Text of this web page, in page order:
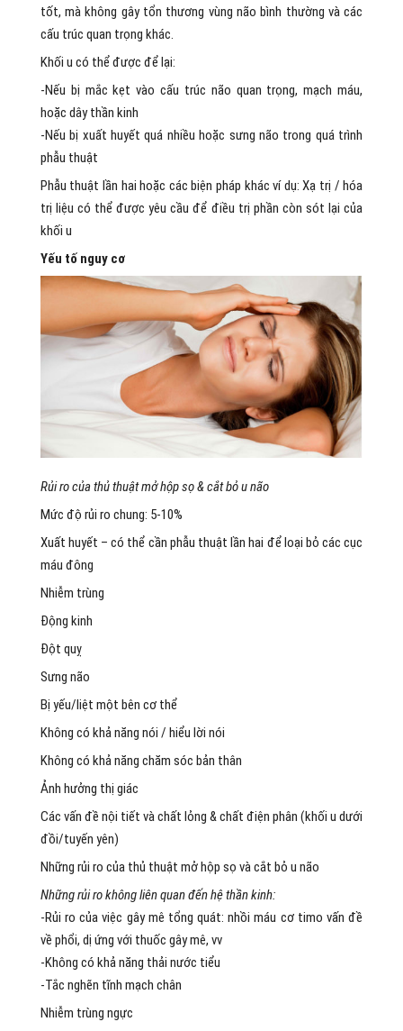
tốt, mà không gây tổn thương vùng não bình thường và các
cấu trúc quan trọng khác.
Khối u có thể được để lại:
-Nếu bị mắc kẹt vào cấu trúc não quan trọng, mạch máu,
hoặc dây thần kinh
-Nếu bị xuất huyết quá nhiều hoặc sưng não trong quá trình
phẫu thuật
Phẫu thuật lần hai hoặc các biện pháp khác ví dụ: Xạ trị / hóa
trị liệu có thể được yêu cầu để điều trị phần còn sót lại của
khối u
Yếu tố nguy cơ
Rủi ro của thủ thuật mở hộp sọ & cắt bỏ u não
Mức độ rủi ro chung: 5-10%
Xuất huyết – có thể cần phẫu thuật lần hai để loại bỏ các cục
máu đông
Nhiễm trùng
Động kinh
Đột quỵ
Sưng não
Bị yếu/liệt một bên cơ thể
Không có khả năng nói / hiểu lời nói
Không có khả năng chăm sóc bản thân
Ảnh hưởng thị giác
Các vấn đề nội tiết và chất lỏng & chất điện phân (khối u dưới
đồi/tuyến yên)
Những rủi ro của thủ thuật mở hộp sọ và cắt bỏ u não
Những rủi ro không liên quan đến hệ thần kinh:
-Rủi ro của việc gây mê tổng quát: nhồi máu cơ timo vấn đề
về phổi, dị ứng với thuốc gây mê, vv
-Không có khả năng thải nước tiểu
-Tắc nghẽn tĩnh mạch chân
Nhiễm trùng ngực